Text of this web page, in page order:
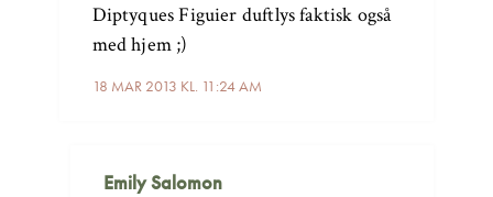
18 MAR 2013 KL. 11:24 AM
Diptyques Figuier duftlys faktisk også
med hjem ;)
Emily Salomon